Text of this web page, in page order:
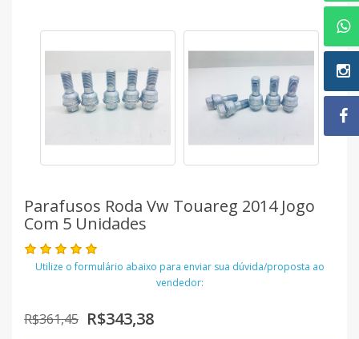
Parafusos Roda Vw Touareg 2014 Jogo
Com 5 Unidades
Utilize o formulário abaixo para enviar sua dúvida/proposta ao
vendedor:
R$361,45 R$343,38